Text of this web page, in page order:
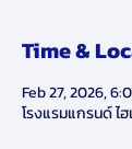
Time &
Feb 27, 2026,
โรงแรมแกรนด์ ไ